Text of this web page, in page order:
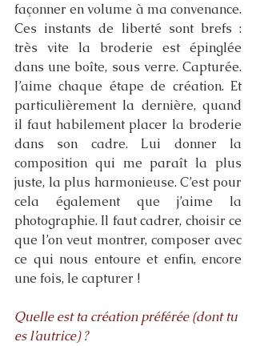
façonner en volume à ma convenance.
Ces instants de liberté sont brefs :
très vite la broderie est épinglée
dans une boîte, sous verre. Capturée.
J’aime chaque étape de création. Et
particulièrement la dernière, quand
il faut habilement placer la broderie
dans son cadre. Lui donner la
composition qui me paraît la plus
juste, la plus harmonieuse. C’est pour
cela également que j’aime la
photographie. Il faut cadrer, choisir ce
que l’on veut montrer, composer avec
ce qui nous entoure et enfin, encore
une fois, le capturer !
Quelle est ta création préférée (dont tu
es l’autrice) ?